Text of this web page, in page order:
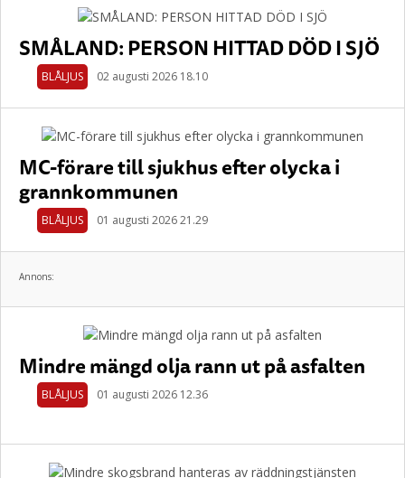
SMÅLAND: PERSON HITTAD DÖD I SJÖ
BLÅLJUS 02 augusti 2026 18.10
MC-förare till sjukhus efter olycka i
grannkommunen
BLÅLJUS 01 augusti 2026 21.29
Annons:
Mindre mängd olja rann ut på asfalten
BLÅLJUS 01 augusti 2026 12.36